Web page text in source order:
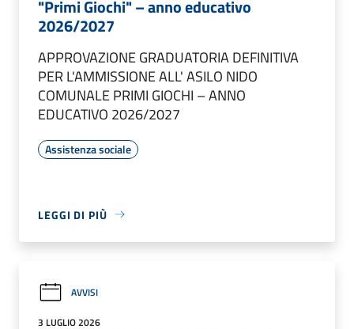
"Primi Giochi" – anno educativo
2026/2027
APPROVAZIONE GRADUATORIA DEFINITIVA
PER L'AMMISSIONE ALL' ASILO NIDO
COMUNALE PRIMI GIOCHI – ANNO
EDUCATIVO 2026/2027
Assistenza sociale
LEGGI DI PIÙ
AVVISI
3 LUGLIO 2026